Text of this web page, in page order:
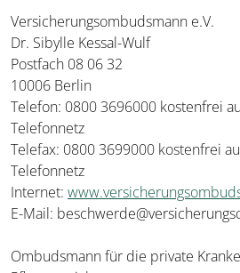
Versicherungsombudsmann e.V.
Dr. Sibylle Kessal-Wulf
Postfach 08 06 32
10006 Berlin
Telefon: 0800 3696000 kostenfrei
Telefonnetz
Telefax: 0800 3699000 kostenfrei
Telefonnetz
Internet:
E-Mail:
Ombudsmann für die private